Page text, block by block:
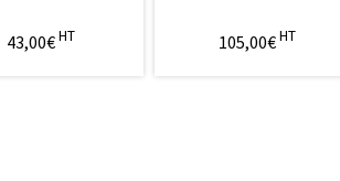
43,00€HT 105,00€HT